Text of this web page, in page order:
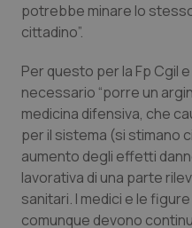
Lombardia
Marche
Molise
Piemonte
Provincia
Dolore
Donna & Salute
Epatiti
HIV
Infezioni & Febbre
potrebbe minare lo
cittadino”.
Per questo per la Fp Cgil
necessario “porre un
medicina difensiva, che
per il sistema (si stimano
aumento degli effetti
lavorativa di una parte
sanitari. I medici e le
comunque devono